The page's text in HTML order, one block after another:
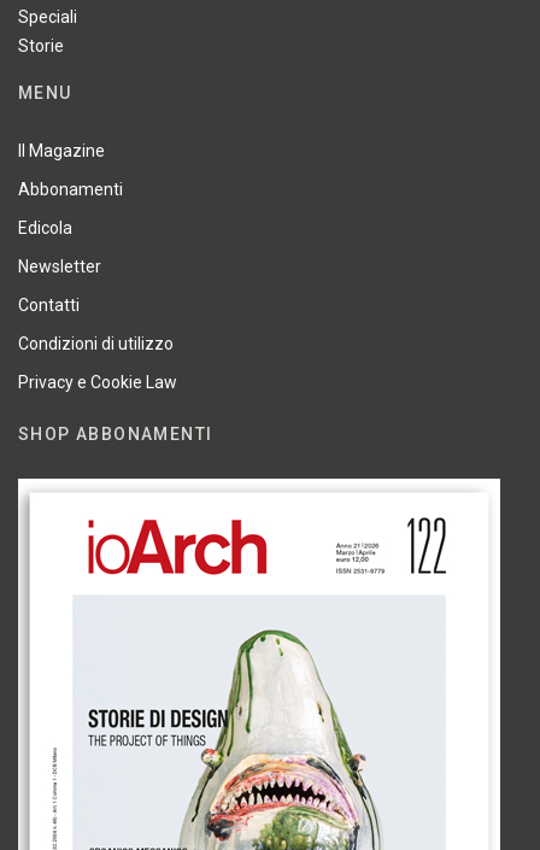
Speciali
Storie
MENU
Il Magazine
Abbonamenti
Edicola
Newsletter
Contatti
Condizioni di utilizzo
Privacy e Cookie Law
SHOP ABBONAMENTI